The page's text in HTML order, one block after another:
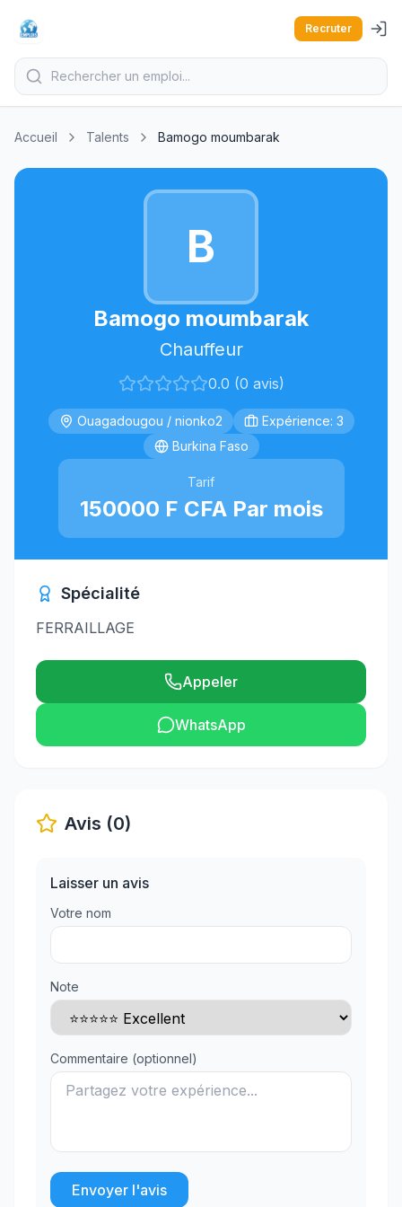
Recruter
Accueil Talents Bamogo moumbarak
B
Bamogo moumbarak
Chauffeur
0.0 (0 avis)
Ouagadougou / nionko2
Expérience: 3
Burkina Faso
Tarif
150000 F CFA Par mois
Spécialité
FERRAILLAGE
Appeler
WhatsApp
Avis (0)
Laisser un avis
Votre nom
Note
Commentaire (optionnel)
Envoyer l'avis